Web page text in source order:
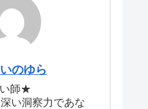
のゆら
師★
い洞察力であな